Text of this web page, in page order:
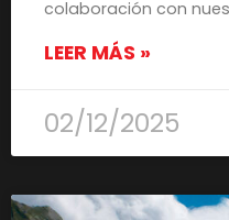
colaboración con
LEER MÁS »
02/12/2025